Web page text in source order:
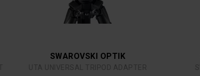
SWAROVSKI OPTIK